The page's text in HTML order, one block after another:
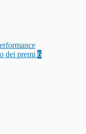
dei premi 6